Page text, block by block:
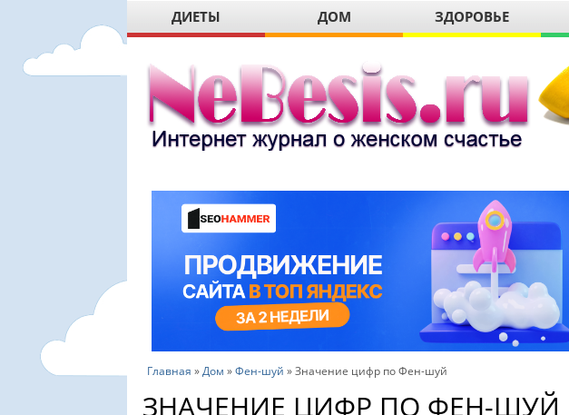
ДИЕТЫ ДОМ ЗДОРОВЬЕ
Главная »Дом »Фен-шуй »Значение цифр по Фен-шуй
ЗНАЧЕНИЕ ЦИФР ПО ФЕН-ШУЙ